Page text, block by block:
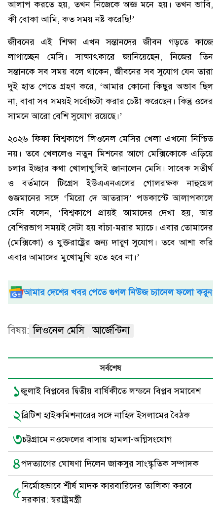
আলাপ করতে হয়, তখন নিজেকে অজ্ঞ মনে হয়। তখন ভাবি,
কী বোকা আমি, কত সময় নষ্ট করেছি!’
জীবনের এই শিক্ষা এখন সন্তানদের জীবন গড়তে কাজে
লাগাচ্ছেন মেসি। সাক্ষাৎকারে জানিয়েছেন, নিজের তিন
সন্তানকে সব সময় বলে থাকেন, জীবনের সব সুযোগ যেন তারা
দুই হাত পেতে গ্রহণ করে, ‘আমার কোনো কিছুর অভাব ছিল
না, বাবা সব সময়ই সর্বোচ্চটা করার চেষ্টা করেছেন। কিন্তু ওদের
সামনে আরো বেশি সুযোগ রয়েছে।’
২০২৬ ফিফা বিশ্বকাপে লিওনেল মেসির খেলা এখনো নিশ্চিত
নয়। তবে খেললেও নতুন মিশনের আগে মেক্সিকোকে এড়িয়ে
চলার ইচ্ছার কথা খোলাখুলিই জানালেন মেসি। সাবেক সতীর্থ
ও বর্তমানে টিগ্রেস ইউএএনএলের গোলরক্ষক নাহুয়েল
গুজমানের সঙ্গে ‘মিরো দে আতরাস’ পডকাস্টে আলাপকালে
মেসি বলেন, ‘বিশ্বকাপে প্রায়ই আমাদের দেখা হয়, আর
বেশিরভাগ সময়ই সেটা হয় বাঁচা-মরার ম্যাচে। এবার তোমাদের
(মেক্সিকো) ও যুক্তরাষ্ট্রের জন্য দারুণ সুযোগ। তবে আশা করি
এবার আমাদের মুখোমুখি হতে হবে না।’
আমার দেশের খবর পেতে গুগল নিউজ চ্যানেল ফলো করুন
বিষয়: লিওনেল মেসি আর্জেন্টিনা
সর্বশেষ
১জুলাই বিপ্লবের দ্বিতীয় বার্ষিকীতে লন্ডনে বিপ্লব সমাবেশ
২ব্রিটিশ হাইকমিশনারের সঙ্গে নাহিদ ইসলামের বৈঠক
৩চট্টগ্রামে নওফেলের বাসায় হামলা-অগ্নিসংযোগ
৪পদত্যাগের ঘোষণা দিলেন জাকসুর সাংস্কৃতিক সম্পাদক
৫নির্মোহভাবে শীর্ষ মাদক কারবারিদের তালিকা করবে
সরকার: স্বরাষ্ট্রমন্ত্রী